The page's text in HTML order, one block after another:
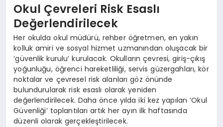
Okul Çevreleri Risk Esaslı
Değerlendirilecek
Her okulda okul müdürü, rehber öğretmen, en yakın
kolluk amiri ve sosyal hizmet uzmanından oluşacak bir
‘güvenlik kurulu’ kurulacak. Okulların çevresi, giriş-çıkış
yoğunluğu, öğrenci hareketliliği, servis güzergahları, kör
noktalar ve çevresel risk alanları göz önünde
bulundurularak risk esaslı olarak yeniden
değerlendirilecek. Daha önce yılda iki kez yapılan ‘Okul
Güvenliği’ toplantıları artık her ayın ilk haftasında
düzenli olarak gerçekleştirilecek.